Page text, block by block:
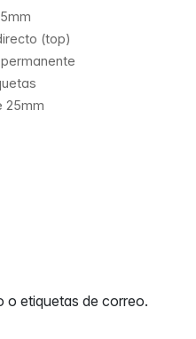
(top)
25mm
o etiquetas de correo.